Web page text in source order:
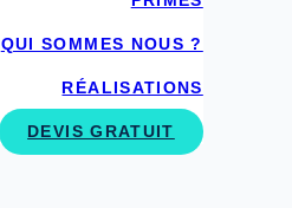
QUI SOMMES NOUS ?
RÉALISATIONS
DEVIS GRATUIT